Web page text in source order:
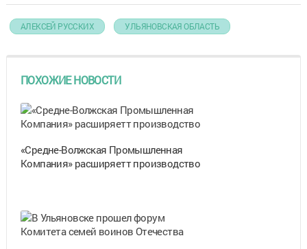
АЛЕКСЕЙ РУССКИХ УЛЬЯНОВСКАЯ ОБЛАСТЬ
ПОХОЖИЕ НОВОСТИ
«Средне-Волжская Промышленная
Компания» расширяетт производство